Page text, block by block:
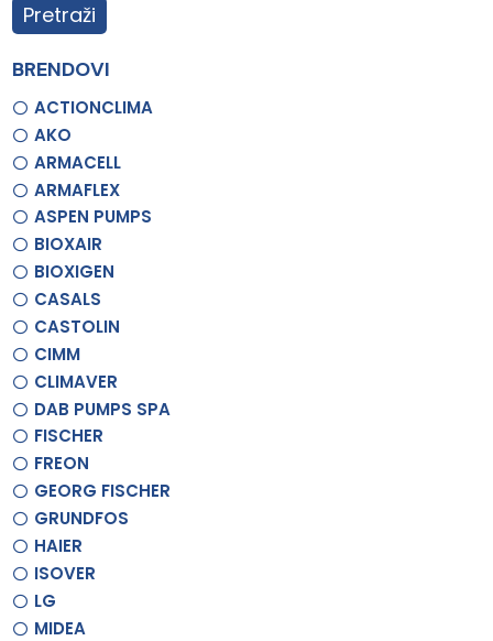
Pretraži
BRENDOVI
ACTIONCLIMA
AKO
ARMACELL
ARMAFLEX
ASPEN PUMPS
BIOXAIR
BIOXIGEN
CASALS
CASTOLIN
CIMM
CLIMAVER
DAB PUMPS SPA
FISCHER
FREON
GEORG FISCHER
GRUNDFOS
HAIER
ISOVER
LG
MIDEA